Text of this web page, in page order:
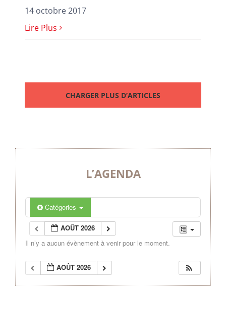
14 octobre 2017
Lire Plus
CHARGER PLUS D’ARTICLES
L’AGENDA
Catégories
AOÛT 2026
Il n’y a aucun évènement à venir pour le moment.
AOÛT 2026